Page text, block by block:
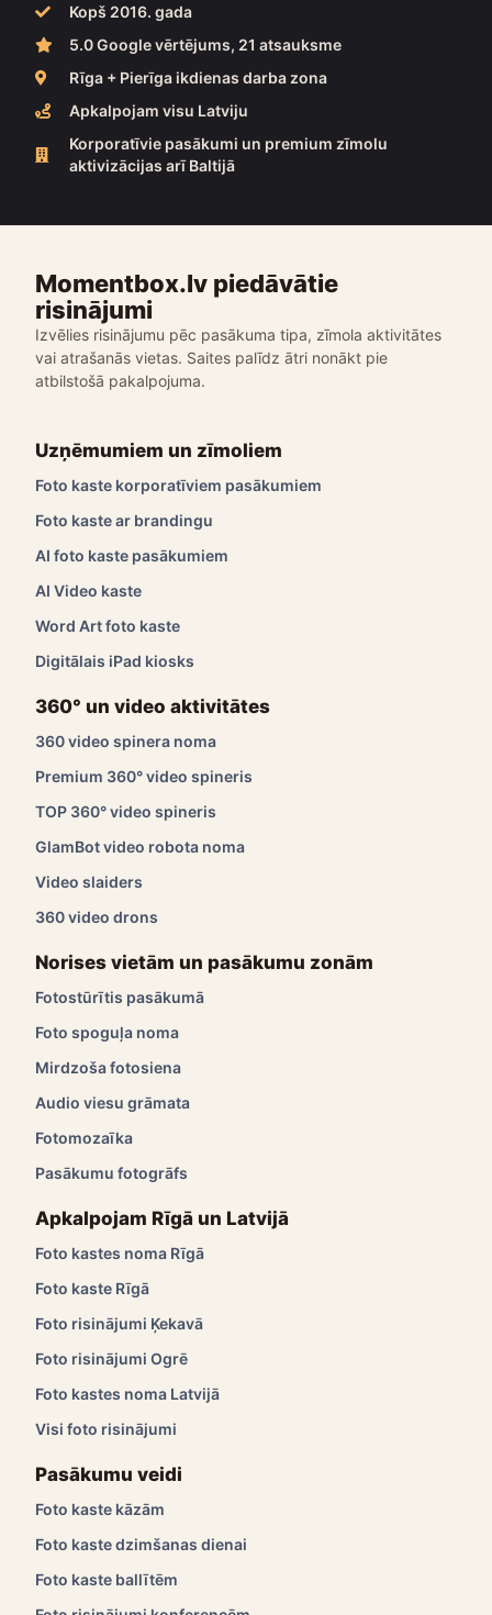
Kopš 2016. gada
5.0 Google vērtējums, 21 atsauksme
Rīga + Pierīga ikdienas darba zona
Apkalpojam visu Latviju
Korporatīvie pasākumi un premium zīmolu
aktivizācijas arī Baltijā
Momentbox.lv piedāvātie
risinājumi
Izvēlies risinājumu pēc pasākuma tipa, zīmola aktivitātes
vai atrašanās vietas. Saites palīdz ātri nonākt pie
atbilstošā pakalpojuma.
Uzņēmumiem un zīmoliem
Foto kaste korporatīviem pasākumiem
Foto kaste ar brandingu
AI foto kaste pasākumiem
AI Video kaste
Word Art foto kaste
Digitālais iPad kiosks
360° un video aktivitātes
360 video spinera noma
Premium 360° video spineris
TOP 360° video spineris
GlamBot video robota noma
Video slaiders
360 video drons
Norises vietām un pasākumu zonām
Fotostūrītis pasākumā
Foto spoguļa noma
Mirdzoša fotosiena
Audio viesu grāmata
Fotomozaīka
Pasākumu fotogrāfs
Apkalpojam Rīgā un Latvijā
Foto kastes noma Rīgā
Foto kaste Rīgā
Foto risinājumi Ķekavā
Foto risinājumi Ogrē
Foto kastes noma Latvijā
Visi foto risinājumi
Pasākumu veidi
Foto kaste kāzām
Foto kaste dzimšanas dienai
Foto kaste ballītēm